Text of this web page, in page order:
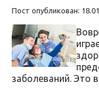
Пост опубликован:
заболеваний. Это